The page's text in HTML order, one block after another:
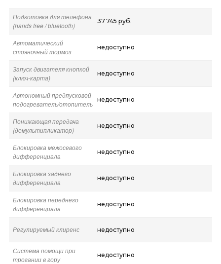
Подготовка для телефона
(hands free / bluetooth)
37 745 руб.
Автоматический
стояночный тормоз
недоступно
Запуск двигателя кнопкой
(ключ-карта)
недоступно
Автономный предпусковой
подогреватель/отопитель
недоступно
Понижающая передача
(демультипликатор)
недоступно
Блокировка межосевого
дифференциала
недоступно
Блокировка заднего
дифференциала
недоступно
Блокировка переднего
дифференциала
недоступно
Регулируемый клиренс недоступно
Система помощи при
трогании в гору
недоступно